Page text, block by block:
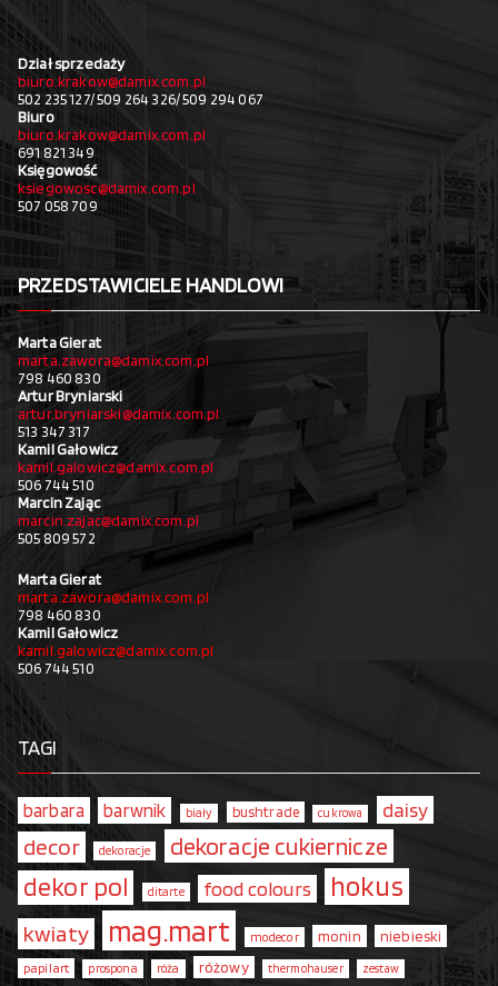
Dział sprzedaży
biuro.krakow@damix.com.pl
502 235 127/ 509 264 326/ 509 294 067
Biuro
biuro.krakow@damix.com.pl
691 821 349
Księgowość
ksiegowosc@damix.com.pl
507 058 709
PRZEDSTAWICIELE HANDLOWI
Marta Gierat
marta.zawora@damix.com.pl
798 460 830
Artur Bryniarski
artur.bryniarski@damix.com.pl
513 347 317
Kamil Gałowicz
kamil.galowicz@damix.com.pl
506 744 510
Marcin Zając
marcin.zajac@damix.com.pl
505 809 572
Marta Gierat
marta.zawora@damix.com.pl
798 460 830
Kamil Gałowicz
kamil.galowicz@damix.com.pl
506 744 510
TAGI
barbara barwnik biały bushtrade cukrowa daisy
decor dekoracje dekoracje cukiernicze
dekor pol ditarte food colours hokus
kwiaty mag.mart modecor monin niebieski
papilart prospona róża różowy thermohauser zestaw